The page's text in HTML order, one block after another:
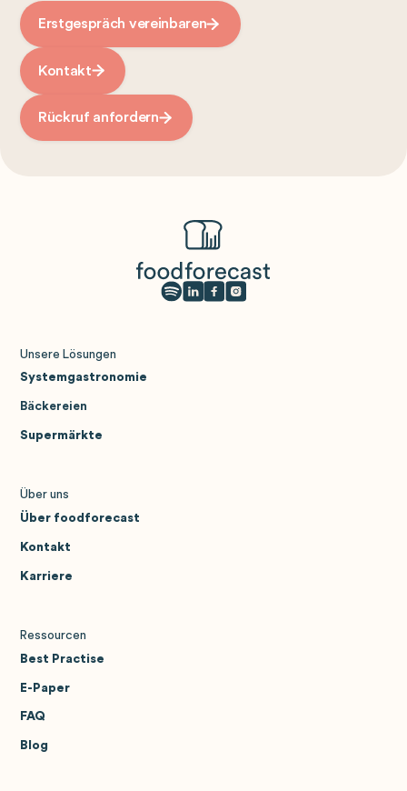
Erstgespräch vereinbaren
Kontakt
Rückruf anfordern
Unsere Lösungen
Systemgastronomie
Bäckereien
Supermärkte
Über uns
Über foodforecast
Kontakt
Karriere
Ressourcen
Best Practise
E-Paper
FAQ
Blog